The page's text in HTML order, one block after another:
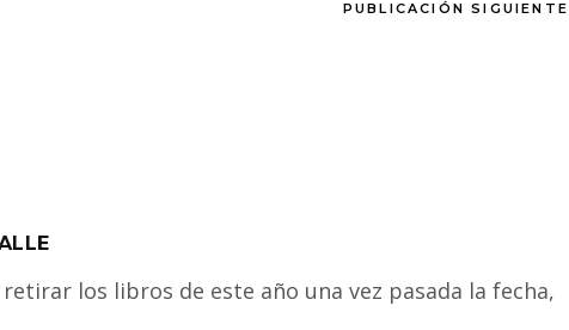
PUBLICACIÓN SIGUIENTE
los libros de este año una vez pasada la fecha,